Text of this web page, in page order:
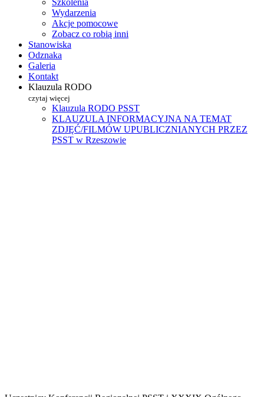
Szkolenia
Wydarzenia
Akcje pomocowe
Zobacz co robią inni
Stanowiska
Odznaka
Galeria
Kontakt
Klauzula RODO
czytaj więcej
Klauzula RODO PSST
KLAUZULA INFORMACYJNA NA TEMAT
ZDJĘĆ/FILMÓW UPUBLICZNIANYCH PRZEZ
PSST w Rzeszowie